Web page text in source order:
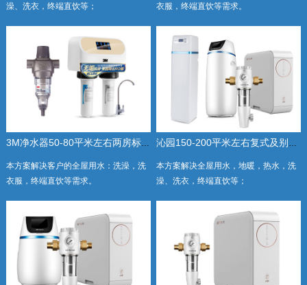
澡、洗衣，终端直饮等；
衣服，终端直饮等需求。
3M净水器50-80平米左右两房标准经济套餐
本方案解决客户的全屋用水：洗澡，洗
衣服，终端直饮等需求。
沁园150-200平米左右复式及别墅全屋豪华套餐
本方案解决全屋用水，地暖，热水，洗
澡、洗衣，终端直饮等；